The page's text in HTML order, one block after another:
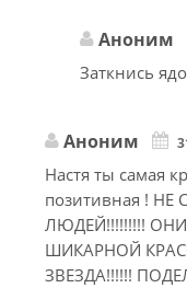
Аноним
Заткнись
Аноним
Настя ты самая
позитивная !
ЛЮДЕЙ!!!!!!!!!
ШИКАРНОЙ
ЗВЕЗДА!!!!!!